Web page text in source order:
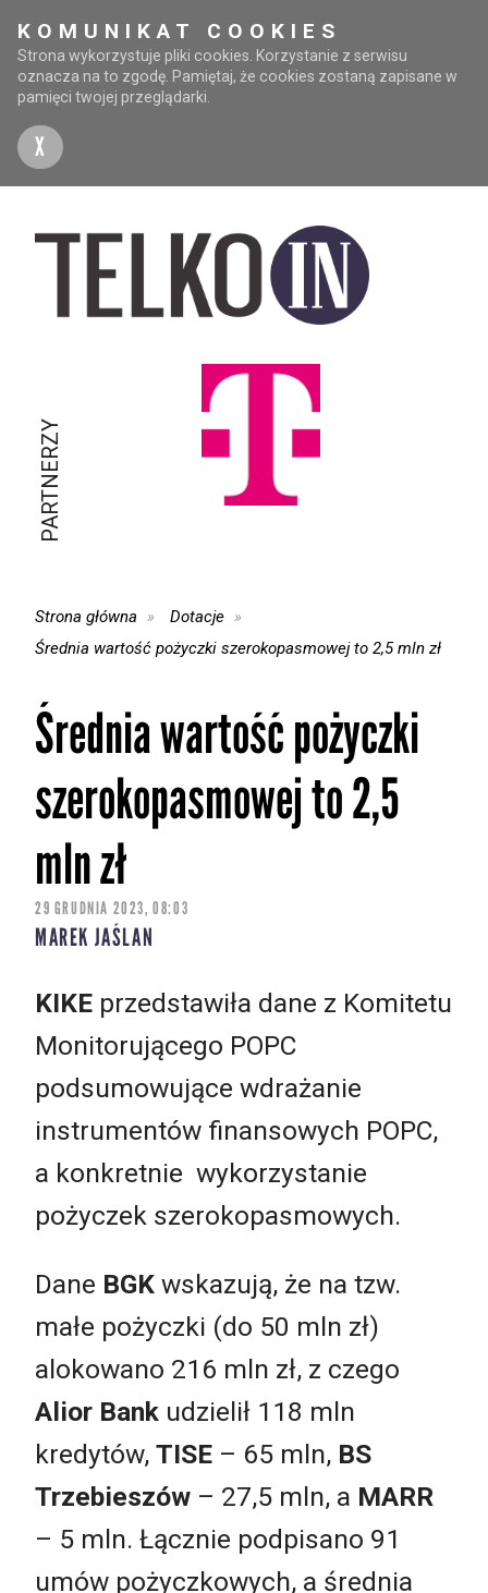
KOMUNIKAT COOKIES
Strona wykorzystuje pliki cookies. Korzystanie z serwisu
oznacza na to zgodę. Pamiętaj, że cookies zostaną zapisane w
pamięci twojej przeglądarki.
X
PARTNERZY
Strona główna
Dotacje
Średnia wartość pożyczki szerokopasmowej to 2,5 mln zł
Średnia wartość pożyczki
szerokopasmowej to 2,5
mln zł
29 GRUDNIA 2023, 08:03
MAREK JAŚLAN
KIKE przedstawiła dane z Komitetu
Monitorującego POPC
podsumowujące wdrażanie
instrumentów finansowych POPC,
a konkretnie wykorzystanie
pożyczek szerokopasmowych.
Dane BGK wskazują, że na tzw.
małe pożyczki (do 50 mln zł)
alokowano 216 mln zł, z czego
Alior Bank udzielił 118 mln
kredytów, TISE – 65 mln, BS
Trzebieszów – 27,5 mln, a MARR
– 5 mln. Łącznie podpisano 91
umów pożyczkowych, a średnia